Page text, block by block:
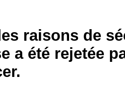
raisons de
a été rejetée